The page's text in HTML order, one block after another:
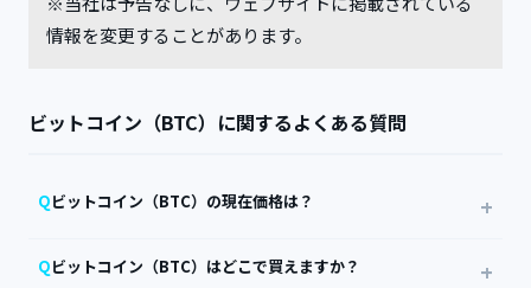
情報を変更することがあります。
ビットコイン（BTC）に関するよくある質問
ビットコイン（BTC）の現在価格は？
ビットコイン（BTC）はどこで買えますか？